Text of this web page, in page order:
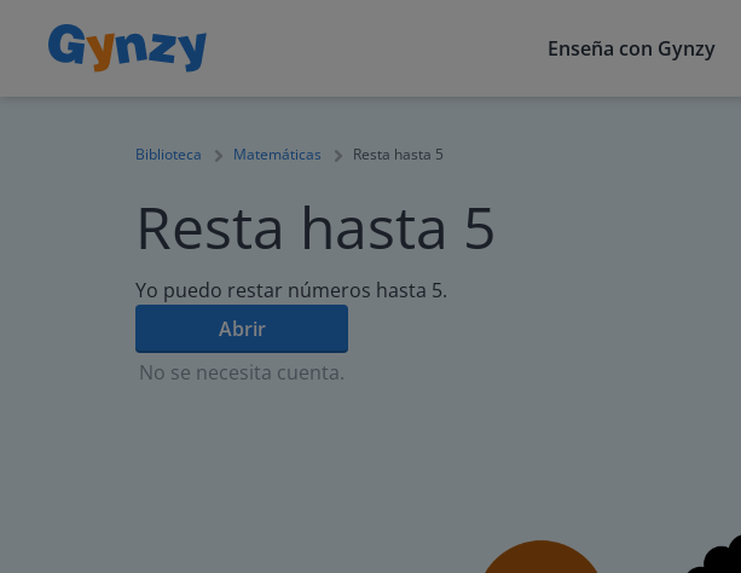
Enseña con Gynzy
Biblioteca Matemáticas Resta hasta 5
Resta hasta 5
Yo puedo restar números hasta 5.
Abrir
No se necesita cuenta.